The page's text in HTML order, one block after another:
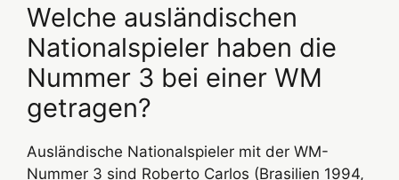
Welche ausländischen
Nationalspieler haben die
Nummer 3 bei einer WM
getragen?
Ausländische Nationalspieler mit der WM-
Nummer 3 sind Roberto Carlos (Brasilien 1994,